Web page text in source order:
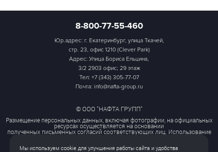
8-800-77-55-460
Юр.адрес: г. Екатеринбург, улица Ткачей,
стр. 23, офис 1210 (Clever Park)
Адрес: Улица Бориса Ельцина,
3/2 2903 офис; 29 этаж
Тел: +7 (343) 305-77-07
Почта: info@nafta-group.ru
© ООО "НАФТА ГРУПП"
Размещение персональных данных, включая фотографии, на официальных
ресурсах осуществляется на основании
полученных письменных согласий соответствующих лиц. Использование
этих материалов третьими лицами
Мы используем cookie для улучшения работы сайта и удобства